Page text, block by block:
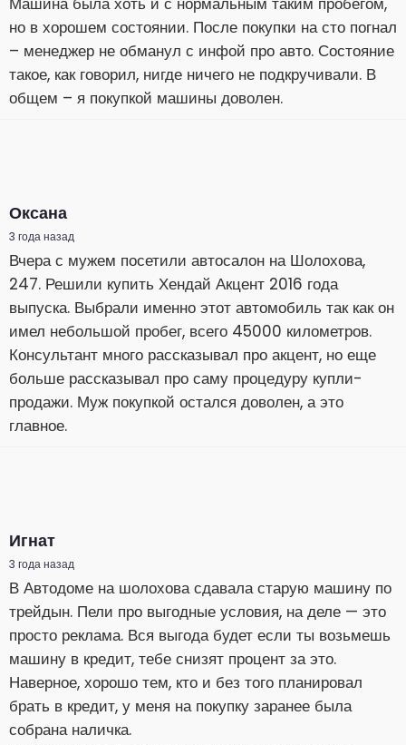
но в хорошем состоянии. После покупки на сто погнал
– менеджер не обманул с инфой про авто. Состояние
такое, как говорил, нигде ничего не подкручивали. В
общем – я покупкой машины доволен.
Оксана
3 года назад
Вчера с мужем посетили автосалон на Шолохова,
247. Решили купить Хендай Акцент 2016 года
выпуска. Выбрали именно этот автомобиль так как он
имел небольшой пробег, всего 45000 километров.
Консультант много рассказывал про акцент, но еще
больше рассказывал про саму процедуру купли-
продажи. Муж покупкой остался доволен, а это
главное.
Игнат
3 года назад
В Автодоме на шолохова сдавала старую машину по
трейдын. Пели про выгодные условия, на деле — это
просто реклама. Вся выгода будет если ты возьмешь
машину в кредит, тебе снизят процент за это.
Наверное, хорошо тем, кто и без того планировал
брать в кредит, у меня на покупку заранее была
собрана наличка.